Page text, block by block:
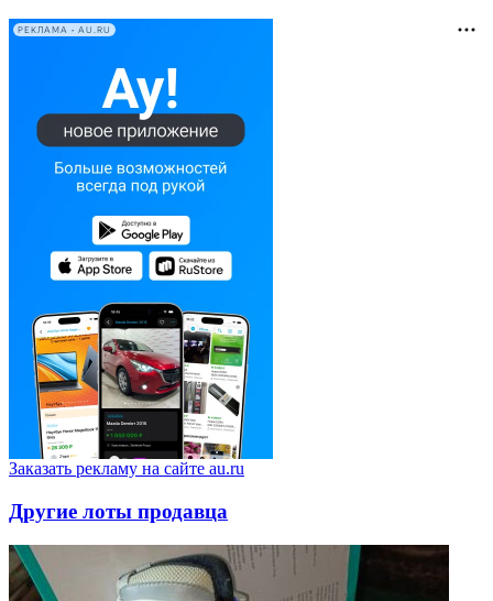
РЕКЛАМА • AU.RU
Заказать рекламу на сайте au.ru
Другие лоты продавца